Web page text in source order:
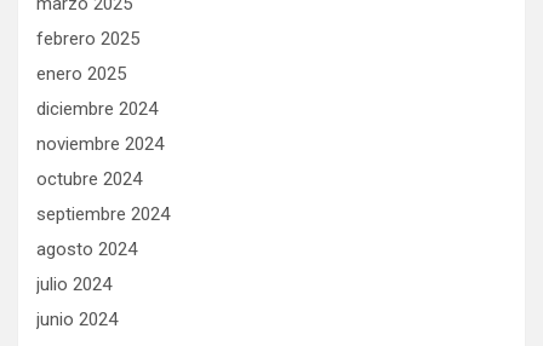
febrero 2025
enero 2025
diciembre 2024
noviembre 2024
octubre 2024
septiembre 2024
agosto 2024
julio 2024
junio 2024